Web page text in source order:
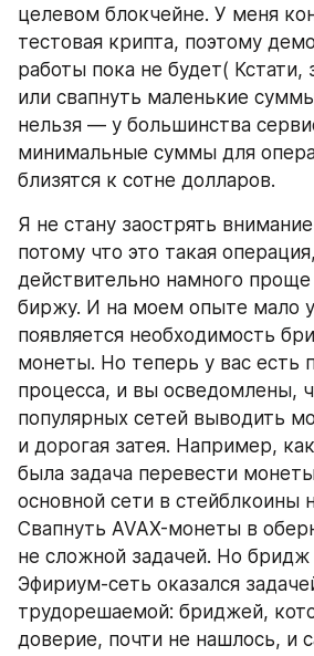
целевом блокчейне. У меня
тестовая крипта, поэтому
работы пока не будет( Кстати,
или свапнуть маленькие
нельзя — у большинства
минимальные суммы для
близятся к сотне долларов.
Я не стану заострять
потому что это такая
действительно намного проще
биржу. И на моем опыте мало
появляется необходимость
монеты. Но теперь у вас есть
процесса, и вы осведомлены,
популярных сетей выводить
и дорогая затея. Например,
была задача перевести
основной сети в стейблкоины
Свапнуть AVAX-монеты в
не сложной задачей. Но бридж
Эфириум-сеть оказался
трудорешаемой: бриджей,
доверие, почти не нашлось, и